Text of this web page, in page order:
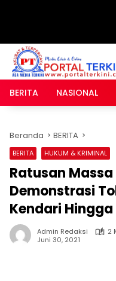
BERITA NASIONAL
Beranda BERITA
BERITA HUKUM & KRIMINAL
Ratusan
Demonstrasi
Kendari
Admin Redaksi
2
Juni 30, 2021